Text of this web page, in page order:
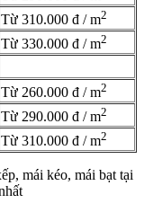
Từ 310.000 đ / m2
Từ 330.000 đ / m2
Từ 260.000 đ / m2
Từ 290.000 đ / m2
Từ 310.000 đ / m2